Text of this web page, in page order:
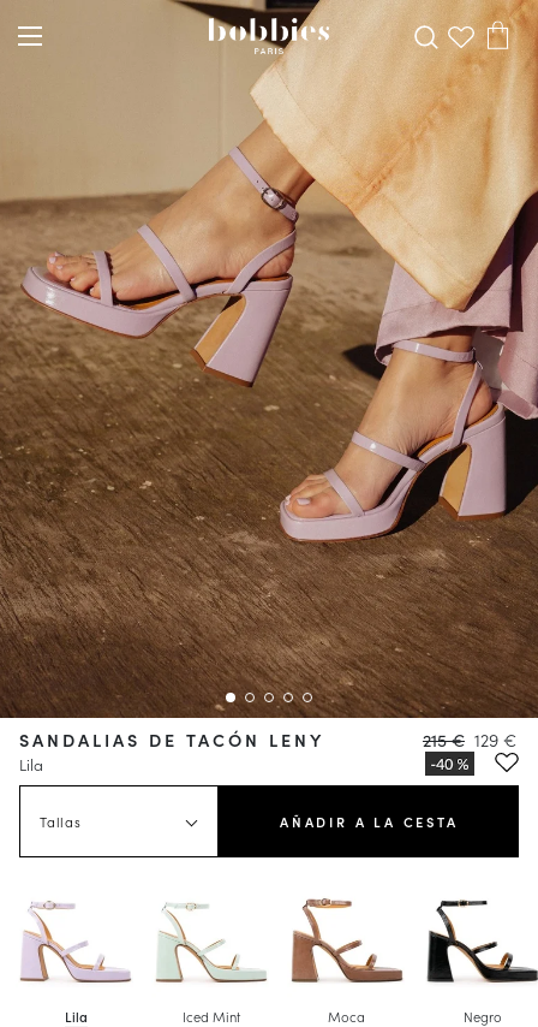
SANDALIAS DE TACÓN LENY
Lila
215 € 129 €
Tallas AÑADIR A LA CESTA
Lila Iced Mint Moca Negro